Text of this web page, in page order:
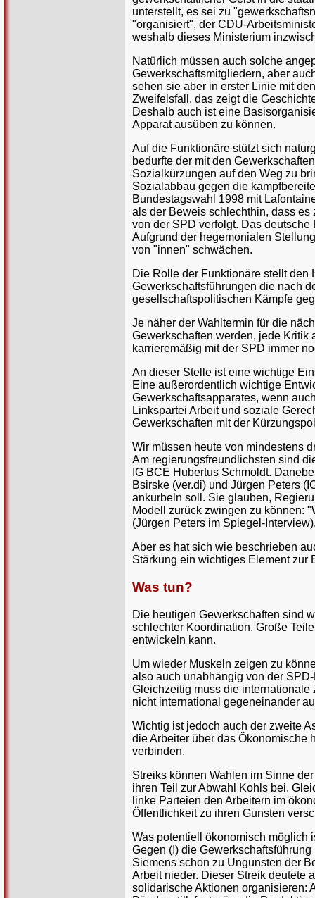
unterstellt, es sei zu
"organisiert", der CDU-
weshalb dieses Ministerium
Natürlich müssen auch solche
Gewerkschaftsmitgliedern, aber
sehen sie aber in erster Linie mit
Zweifelsfall, das zeigt die
Deshalb auch ist eine
Apparat ausüben zu können.
Auf die Funktionäre stützt sich
bedurfte der mit den
Sozialkürzungen auf den Weg zu
Sozialabbau gegen die
Bundestagswahl 1998 mit
als der Beweis schlechthin, dass
von der SPD verfolgt. Das
Aufgrund der hegemonialen
von "innen" schwächen.
Die Rolle der Funktionäre stellt den
Gewerkschaftsführungen die nach
gesellschaftspolitischen Kämpfe
Je näher der Wahltermin für die
Gewerkschaften werden, jede
karrieremäßig mit der SPD immer
An dieser Stelle ist eine wichtige
Eine außerordentlich wichtige
Gewerkschaftsapparates, wenn
Linkspartei Arbeit und soziale
Gewerkschaften mit der
Wir müssen heute von mindestens
Am regierungsfreundlichsten sind
IG BCE Hubertus Schmoldt.
Bsirske (ver.di) und Jürgen Peters
ankurbeln soll. Sie glauben,
Modell zurück zwingen zu können:
(Jürgen Peters im Spiegel-
Aber es hat sich wie beschrieben
Stärkung ein wichtiges Element zur
Was tun?
Die heutigen Gewerkschaften sind
schlechter Koordination. Große
entwickeln kann.
Um wieder Muskeln zeigen zu
also auch unabhängig von der
Gleichzeitig muss die internationale
nicht international gegeneinander
Wichtig ist jedoch auch der zweite
die Arbeiter über das Ökonomische
verbinden.
Streiks können Wahlen im Sinne
ihren Teil zur Abwahl Kohls bei.
linke Parteien den Arbeitern im
Öffentlichkeit zu ihren Gunsten
Was potentiell ökonomisch möglich
Gegen (!) die
Siemens schon zu Ungunsten der
Arbeit nieder. Dieser Streik deutete
solidarische Aktionen organisieren: